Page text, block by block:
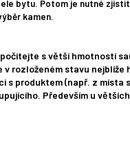
bytu. Potom je nutné
kamen.
s větší hmotností
rozloženém stavu
s produktem (např. z
Především u